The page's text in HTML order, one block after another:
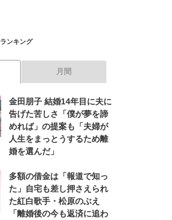
ランキング
月間
金田朋子 結婚14年目に夫に
告げた苦しさ「僕が夢を諦
めれば」の提案も「夫婦が
人生をまっとうするため離
婚を選んだ」
多額の借金は「報道で知っ
た」自宅も差し押さえられ
た紅白歌手・松原のぶえ
「離婚後の今も返済に追わ